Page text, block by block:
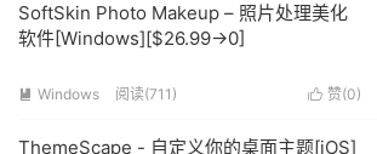
SoftSkin Photo Makeup – 照片处理美化
软件[Windows][$26.99→0]
 赞(0)
 Windows 阅读(711)
ThemeScape - 自定义你的桌面主题[iOS]